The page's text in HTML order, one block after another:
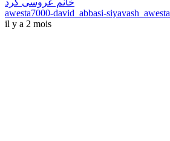
خانم عروسی کرد
awesta7000-david_abbasi-siyavash_awesta
il y a 2 mois